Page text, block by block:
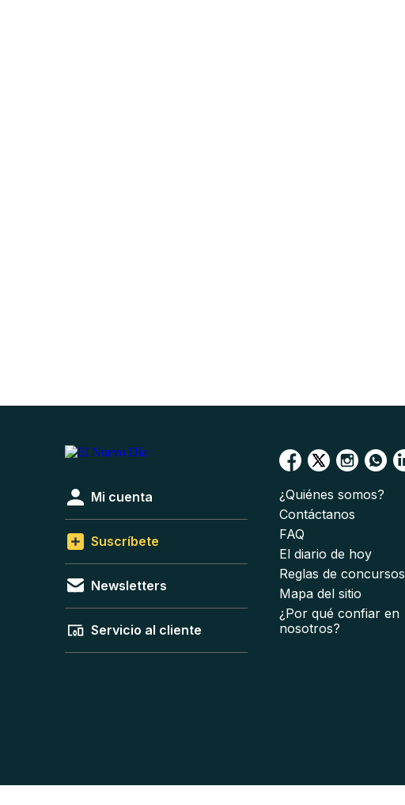
Mi cuenta
Suscríbete
Newsletters
Servicio al cliente
¿Quiénes somos?
Contáctanos
FAQ
El diario de hoy
Reglas de concursos
Mapa del sitio
¿Por qué confiar en
nosotros?